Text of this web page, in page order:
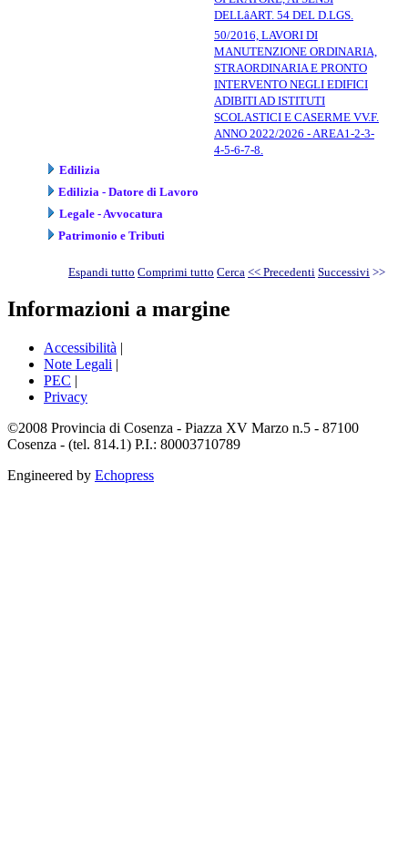
DELLâART. 54 DEL D.LGS.
50/2016, LAVORI DI
MANUTENZIONE ORDINARIA,
STRAORDINARIA E PRONTO
INTERVENTO NEGLI EDIFICI
ADIBITI AD ISTITUTI
SCOLASTICI E CASERME VV.F.
ANNO 2022/2026 - AREA1-2-3-
4-5-6-7-8.
Edilizia
Edilizia - Datore di Lavoro
Legale - Avvocatura
Patrimonio e Tributi
Espandi tutto Comprimi tutto Cerca << Precedenti Successivi >>
Informazioni a margine
Accessibilità |
Note Legali |
PEC |
Privacy
©2008 Provincia di Cosenza - Piazza XV Marzo n.5 - 87100
Cosenza - (tel. 814.1) P.I.: 80003710789
Engineered by Echopress